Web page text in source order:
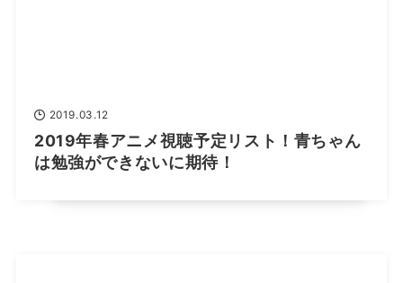
2019.03.12
2019年春アニメ視聴予定リスト！青ちゃん
は勉強ができないに期待！